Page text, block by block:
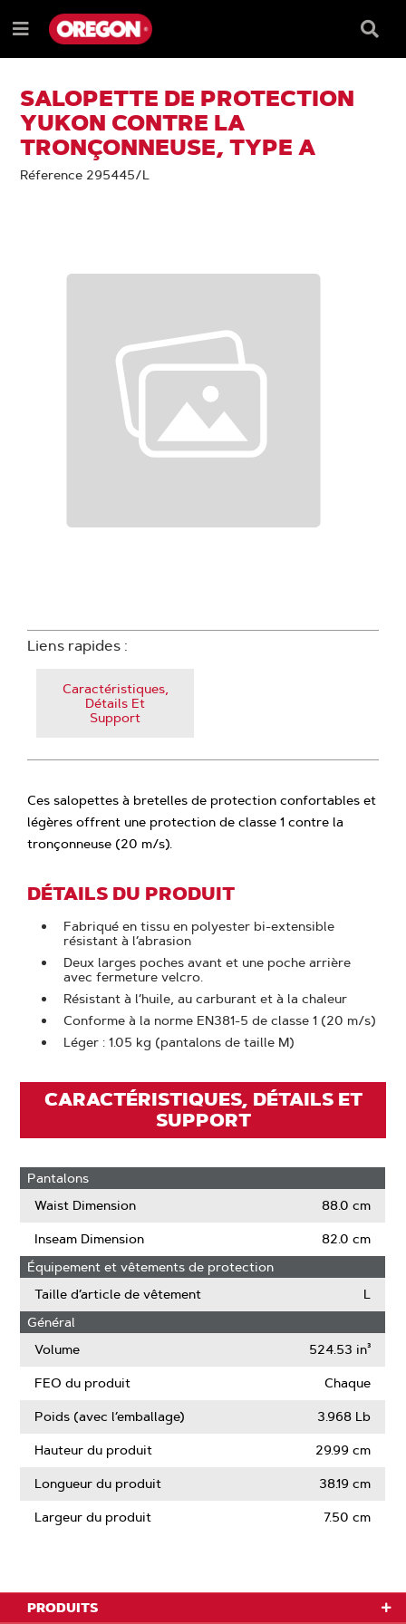
PASSER
AU
CONTENU
PASSER
AU
DE
Menu
Barre
de
SALOPETTE DE PROTECTION
YUKON CONTRE LA
TRONÇONNEUSE, TYPE A
Réference 295445/L
Liens rapides :
Caractéristiques,
Détails Et
Support
Ces salopettes à bretelles de protection confortables et
légères offrent une protection de classe 1 contre la
tronçonneuse (20 m/s).
DÉTAILS DU PRODUIT
Fabriqué en tissu en polyester bi-extensible
résistant à l’abrasion
Deux larges poches avant et une poche arrière
avec fermeture velcro.
Résistant à l’huile, au carburant et à la chaleur
Conforme à la norme EN381-5 de classe 1 (20 m/s)
Léger : 1.05 kg (pantalons de taille M)
CARACTÉRISTIQUES, DÉTAILS ET
SUPPORT
Pantalons
Waist Dimension
88.0 cm
Inseam Dimension
82.0 cm
Équipement et vêtements de protection
Taille d’article de vêtement
L
Général
Volume
524.53 in³
FEO du produit Chaque
Poids (avec l’emballage) 3.968 Lb
Hauteur du produit 29.99 cm
Longueur du produit 38.19 cm
Largeur du produit 7.50 cm
PRODUITS